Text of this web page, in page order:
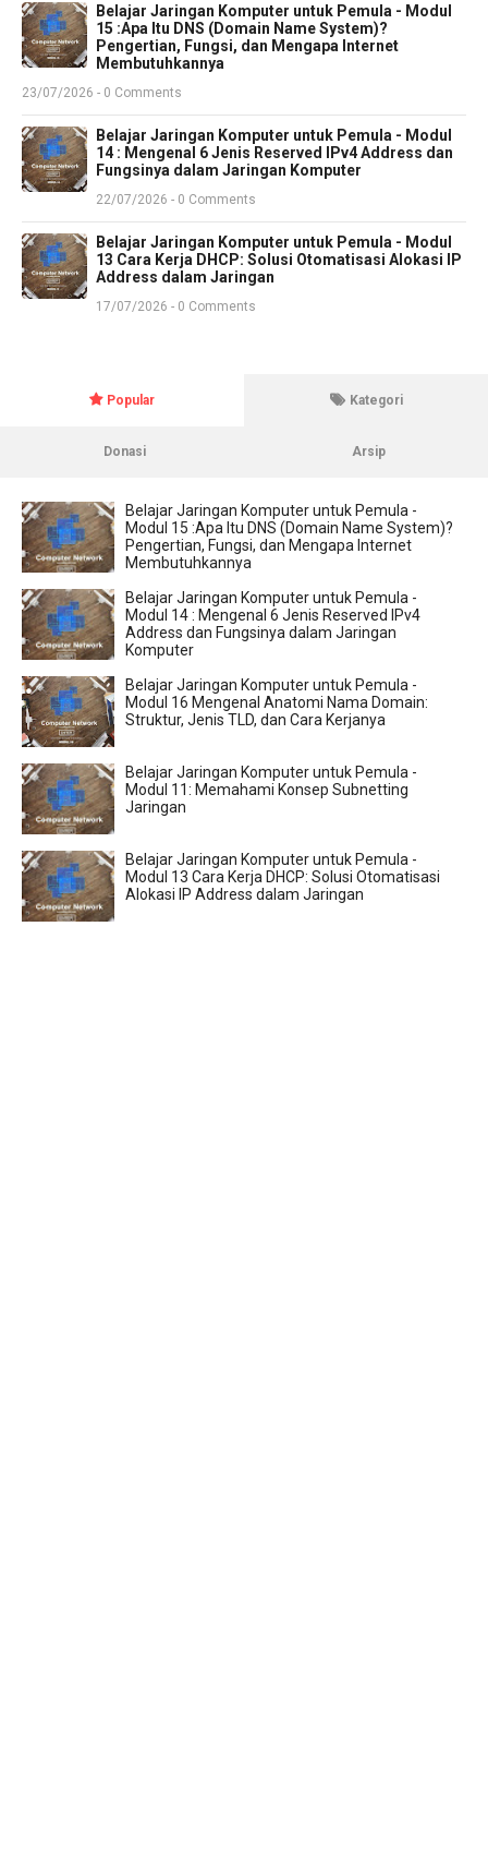
Belajar Jaringan Komputer untuk Pemula - Modul
15 :Apa Itu DNS (Domain Name System)?
Pengertian, Fungsi, dan Mengapa Internet
Membutuhkannya
23/07/2026 - 0 Comments
Belajar Jaringan Komputer untuk Pemula - Modul
14 : Mengenal 6 Jenis Reserved IPv4 Address dan
Fungsinya dalam Jaringan Komputer
22/07/2026 - 0 Comments
Belajar Jaringan Komputer untuk Pemula - Modul
13 Cara Kerja DHCP: Solusi Otomatisasi Alokasi IP
Address dalam Jaringan
17/07/2026 - 0 Comments
Popular Kategori
Donasi Arsip
Belajar Jaringan Komputer untuk Pemula -
Modul 15 :Apa Itu DNS (Domain Name System)?
Pengertian, Fungsi, dan Mengapa Internet
Membutuhkannya
Belajar Jaringan Komputer untuk Pemula -
Modul 14 : Mengenal 6 Jenis Reserved IPv4
Address dan Fungsinya dalam Jaringan
Komputer
Belajar Jaringan Komputer untuk Pemula -
Modul 16 Mengenal Anatomi Nama Domain:
Struktur, Jenis TLD, dan Cara Kerjanya
Belajar Jaringan Komputer untuk Pemula -
Modul 11: Memahami Konsep Subnetting
Jaringan
Belajar Jaringan Komputer untuk Pemula -
Modul 13 Cara Kerja DHCP: Solusi Otomatisasi
Alokasi IP Address dalam Jaringan